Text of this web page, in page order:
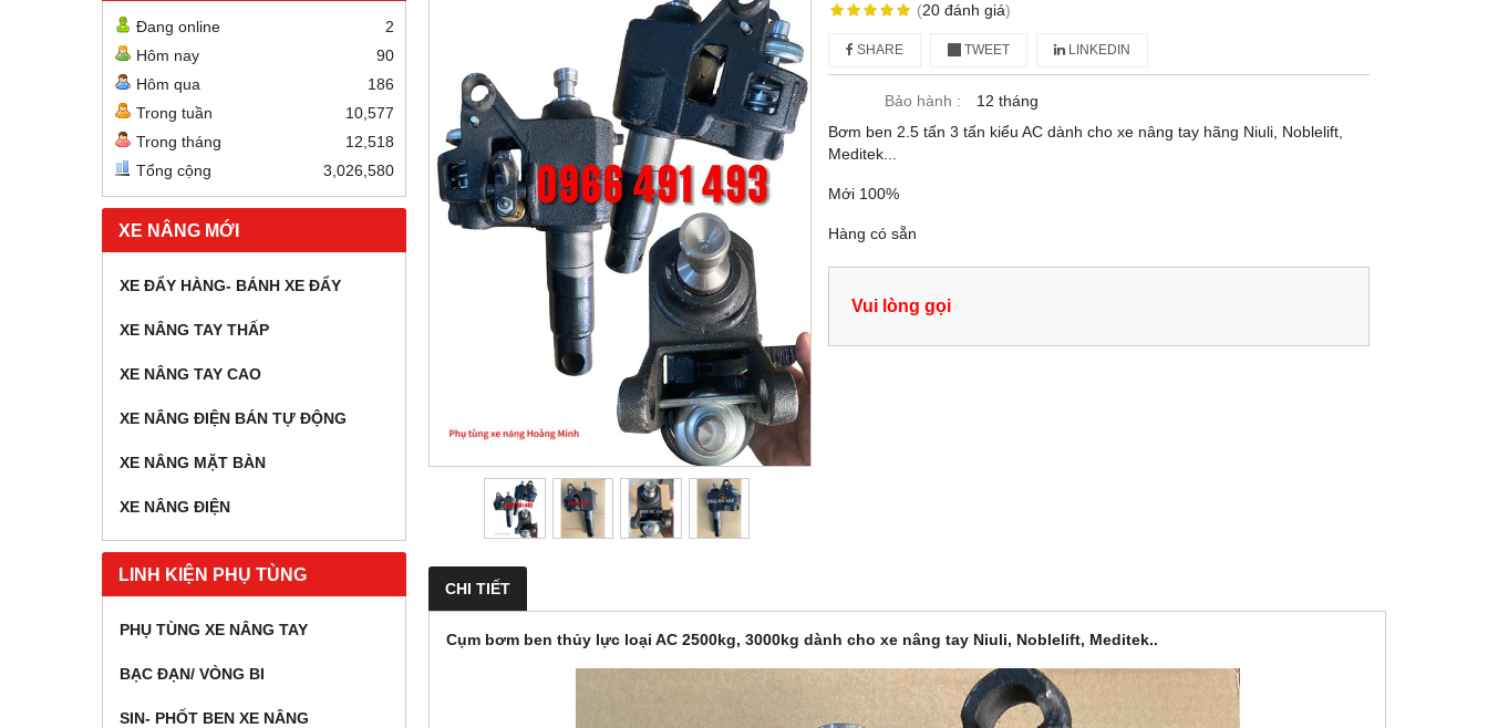
Đang online
2
Hôm nay
90
Hôm qua
186
Trong tuần
10,577
Trong tháng
12,518
Tổng cộng
3,026,580
XE NÂNG MỚI
XE ĐẨY HÀNG- BÁNH XE ĐẨY
XE NÂNG TAY THẤP
XE NÂNG TAY CAO
XE NÂNG ĐIỆN BÁN TỰ ĐỘNG
XE NÂNG MẶT BÀN
XE NÂNG ĐIỆN
LINH KIỆN PHỤ TÙNG
PHỤ TÙNG XE NÂNG TAY
BẠC ĐẠN/ VÒNG BI
SIN- PHỐT BEN XE NÂNG
(20 đánh giá)
SHARE TWEET LINKEDIN
Bảo hành :
12 tháng
Bơm ben 2.5 tấn 3 tấn kiểu AC dành cho xe nâng tay hãng Niuli, Noblelift,
Meditek...
Mới 100%
Hàng có sẵn
Vui lòng gọi
CHI TIẾT
Cụm bơm ben thủy lực loại AC 2500kg, 3000kg dành cho xe nâng tay Niuli, Noblelift, Meditek..